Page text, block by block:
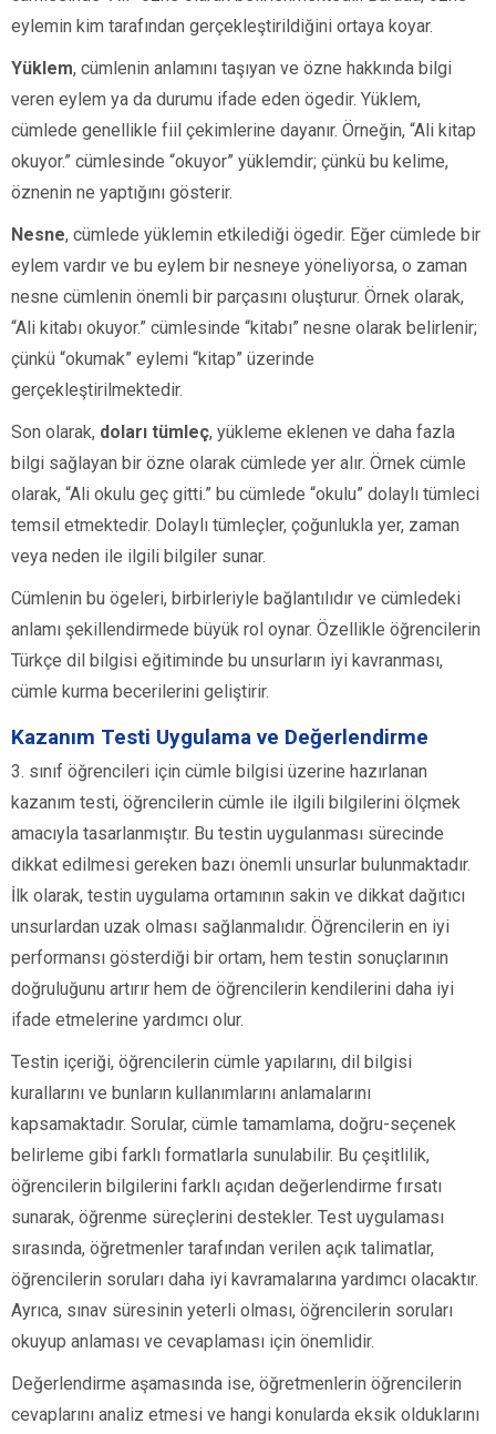
eylemin kim tarafından gerçekleştirildiğini ortaya koyar.
Yüklem, cümlenin anlamını taşıyan ve özne hakkında bilgi
veren eylem ya da durumu ifade eden ögedir. Yüklem,
cümlede genellikle fiil çekimlerine dayanır. Örneğin, “Ali kitap
okuyor.” cümlesinde “okuyor” yüklemdir; çünkü bu kelime,
öznenin ne yaptığını gösterir.
Nesne, cümlede yüklemin etkilediği ögedir. Eğer cümlede bir
eylem vardır ve bu eylem bir nesneye yöneliyorsa, o zaman
nesne cümlenin önemli bir parçasını oluşturur. Örnek olarak,
“Ali kitabı okuyor.” cümlesinde “kitabı” nesne olarak belirlenir;
çünkü “okumak” eylemi “kitap” üzerinde
gerçekleştirilmektedir.
Son olarak, doları tümleç, yükleme eklenen ve daha fazla
bilgi sağlayan bir özne olarak cümlede yer alır. Örnek cümle
olarak, “Ali okulu geç gitti.” bu cümlede “okulu” dolaylı tümleci
temsil etmektedir. Dolaylı tümleçler, çoğunlukla yer, zaman
veya neden ile ilgili bilgiler sunar.
Cümlenin bu ögeleri, birbirleriyle bağlantılıdır ve cümledeki
anlamı şekillendirmede büyük rol oynar. Özellikle öğrencilerin
Türkçe dil bilgisi eğitiminde bu unsurların iyi kavranması,
cümle kurma becerilerini geliştirir.
Kazanım Testi Uygulama ve Değerlendirme
3. sınıf öğrencileri için cümle bilgisi üzerine hazırlanan
kazanım testi, öğrencilerin cümle ile ilgili bilgilerini ölçmek
amacıyla tasarlanmıştır. Bu testin uygulanması sürecinde
dikkat edilmesi gereken bazı önemli unsurlar bulunmaktadır.
İlk olarak, testin uygulama ortamının sakin ve dikkat dağıtıcı
unsurlardan uzak olması sağlanmalıdır. Öğrencilerin en iyi
performansı gösterdiği bir ortam, hem testin sonuçlarının
doğruluğunu artırır hem de öğrencilerin kendilerini daha iyi
ifade etmelerine yardımcı olur.
Testin içeriği, öğrencilerin cümle yapılarını, dil bilgisi
kurallarını ve bunların kullanımlarını anlamalarını
kapsamaktadır. Sorular, cümle tamamlama, doğru-seçenek
belirleme gibi farklı formatlarla sunulabilir. Bu çeşitlilik,
öğrencilerin bilgilerini farklı açıdan değerlendirme fırsatı
sunarak, öğrenme süreçlerini destekler. Test uygulaması
sırasında, öğretmenler tarafından verilen açık talimatlar,
öğrencilerin soruları daha iyi kavramalarına yardımcı olacaktır.
Ayrıca, sınav süresinin yeterli olması, öğrencilerin soruları
okuyup anlaması ve cevaplaması için önemlidir.
Değerlendirme aşamasında ise, öğretmenlerin öğrencilerin
cevaplarını analiz etmesi ve hangi konularda eksik olduklarını